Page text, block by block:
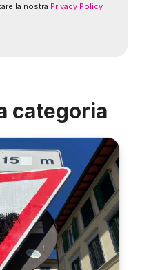
la nostra Privacy Policy
categoria